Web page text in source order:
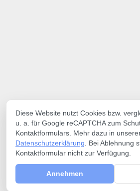
Diese Website nutzt Cookies bzw.
u. a. für Google reCAPTCHA zum
Kontaktformulars. Mehr dazu in
Datenschutzerklärung . Bei Ablehnung
Kontaktformular nicht zur Verfügung.
Annehmen